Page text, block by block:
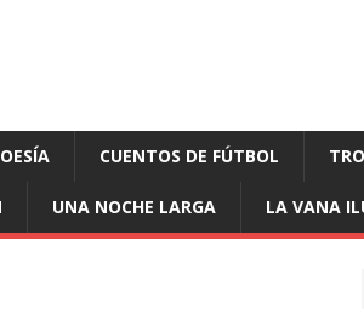
CUENTOS DE FÚTBOL
UNA NOCHE LARGA LA VANA